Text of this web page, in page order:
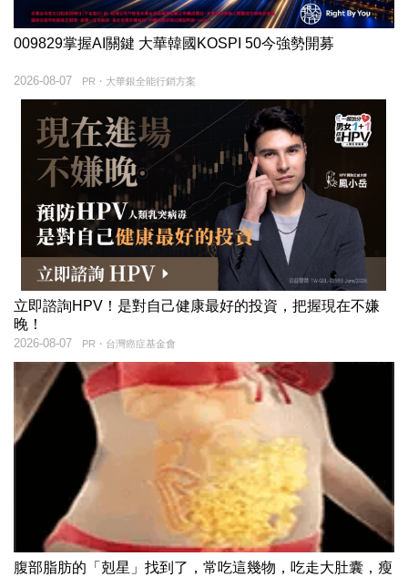
009829掌握AI關鍵 大華韓國KOSPI 50今強勢開募
PR・大華銀全能行銷方案
2026-08-07
立即諮詢HPV！是對自己健康最好的投資，把握現在不嫌
晚！
PR・台灣癌症基金會
2026-08-07
腹部脂肪的「剋星」找到了，常吃這幾物，吃走大肚囊，瘦